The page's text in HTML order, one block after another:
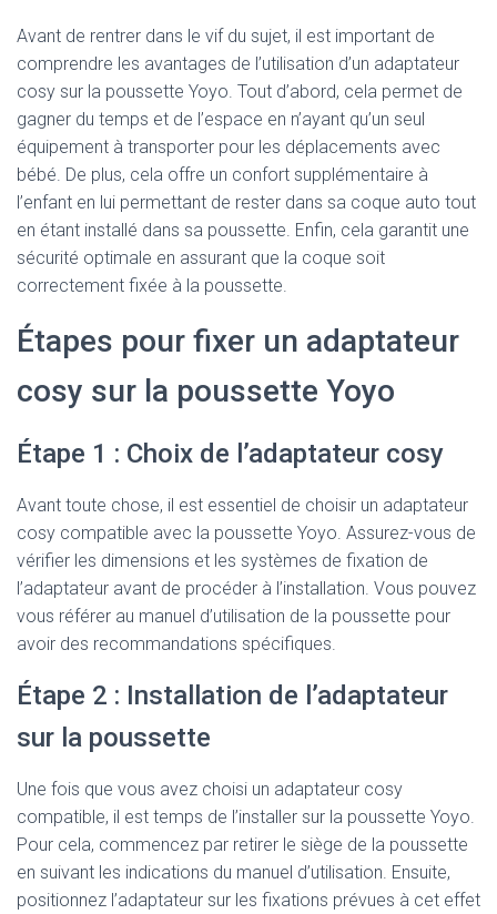
Avant de rentrer dans le vif du sujet, il est important de
comprendre les avantages de l’utilisation d’un adaptateur
cosy sur la poussette Yoyo. Tout d’abord, cela permet de
gagner du temps et de l’espace en n’ayant qu’un seul
équipement à transporter pour les déplacements avec
bébé. De plus, cela offre un confort supplémentaire à
l’enfant en lui permettant de rester dans sa coque auto tout
en étant installé dans sa poussette. Enfin, cela garantit une
sécurité optimale en assurant que la coque soit
correctement fixée à la poussette.
Étapes pour fixer un adaptateur
cosy sur la poussette Yoyo
Étape 1 : Choix de l’adaptateur cosy
Avant toute chose, il est essentiel de choisir un adaptateur
cosy compatible avec la poussette Yoyo. Assurez-vous de
vérifier les dimensions et les systèmes de fixation de
l’adaptateur avant de procéder à l’installation. Vous pouvez
vous référer au manuel d’utilisation de la poussette pour
avoir des recommandations spécifiques.
Étape 2 : Installation de l’adaptateur
sur la poussette
Une fois que vous avez choisi un adaptateur cosy
compatible, il est temps de l’installer sur la poussette Yoyo.
Pour cela, commencez par retirer le siège de la poussette
en suivant les indications du manuel d’utilisation. Ensuite,
positionnez l’adaptateur sur les fixations prévues à cet effet